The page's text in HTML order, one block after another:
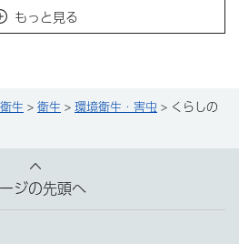
もっと見る
生 > 衛生 > 環境衛生・害虫 > くらしの
ジの先頭へ